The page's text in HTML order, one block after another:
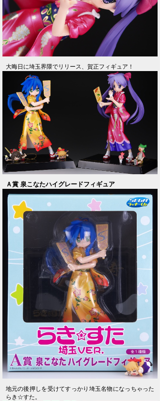
大晦日に埼玉界隈でリリース、賀正フィギュア！
Ａ賞 泉こなたハイグレードフィギュア
地元の後押しを受けてすっかり埼玉名物になっちゃった
らき☆すた。